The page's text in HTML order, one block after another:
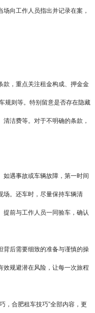
向工作人员指出并记录在案，
款，重点关注租金构成、押金金
规则等。特别留意是否存在隐藏
洁费等。对于不明确的条款，
如遇事故或车辆故障，第一时间
场。还车时，尽量保持车辆清
前与工作人员一同验车，确认
背后需要细致的准备与谨慎的操
规避潜在风险，让每一次旅程
，合肥租车技巧”全部内容，更